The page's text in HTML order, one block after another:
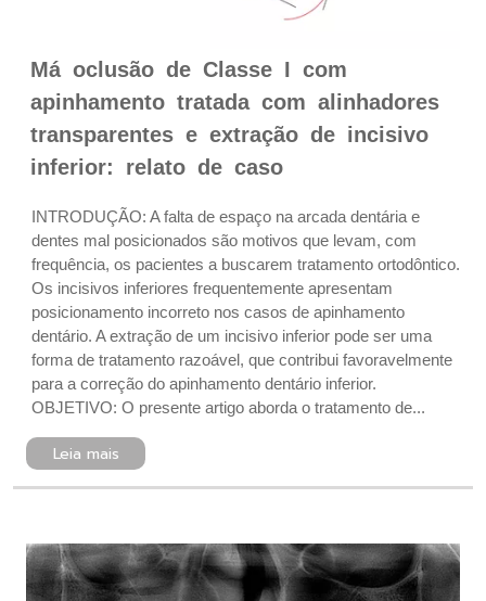
Má oclusão de Classe I com
apinhamento tratada com alinhadores
transparentes e extração de incisivo
inferior: relato de caso
INTRODUÇÃO: A falta de espaço na arcada dentária e
dentes mal posicionados são motivos que levam, com
frequência, os pacientes a buscarem tratamento ortodôntico.
Os incisivos inferiores frequentemente apresentam
posicionamento incorreto nos casos de apinhamento
dentário. A extração de um incisivo inferior pode ser uma
forma de tratamento razoável, que contribui favoravelmente
para a correção do apinhamento dentário inferior.
OBJETIVO: O presente artigo aborda o tratamento de...
Leia mais